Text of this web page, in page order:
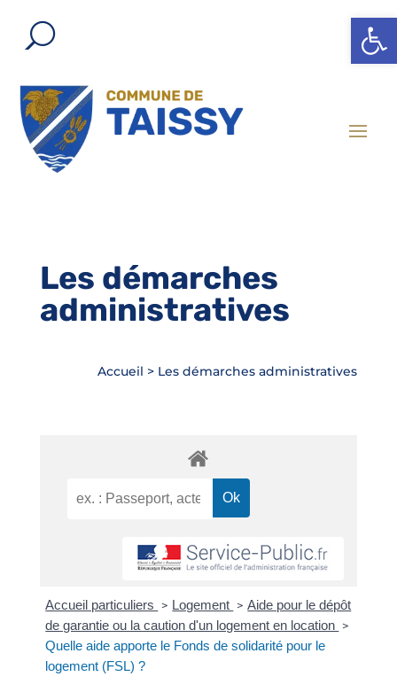
Ouvrir
Les démarches
administratives
Accueil > Les démarches administratives
Accueil particuliers > Logement > Aide pour le dépôt
de garantie ou la caution d'un logement en location >
Quelle aide apporte le Fonds de solidarité pour le
logement (FSL) ?